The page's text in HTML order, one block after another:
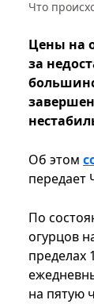
Что
Цены на
за
Об этом
передает
По
огурцов
пределах
на пятую